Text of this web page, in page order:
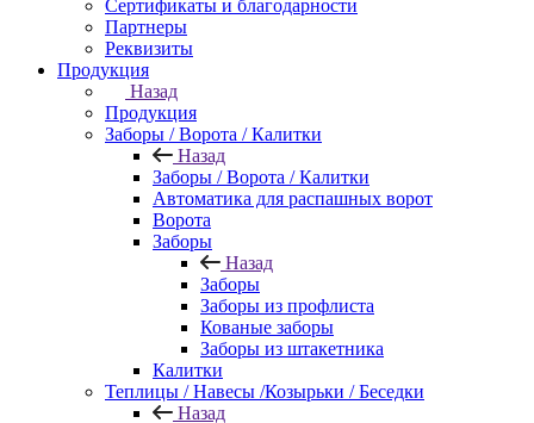
Сертификаты и благодарности
Партнеры
Реквизиты
Продукция
Назад
Продукция
Заборы / Ворота / Калитки
Назад
Заборы / Ворота / Калитки
Автоматика для распашных ворот
Ворота
Заборы
Назад
Заборы
Заборы из профлиста
Кованые заборы
Заборы из штакетника
Калитки
Теплицы / Навесы /Козырьки / Беседки
Назад